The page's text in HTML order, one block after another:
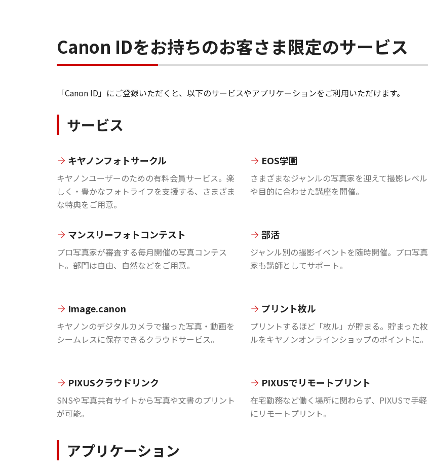
Canon IDをお持ちのお客さま限定のサービス
「Canon ID」にご登録いただくと、以下のサービスやアプリケーションをご利用いただけます。
サービス
キヤノンフォトサークル
キヤノンユーザーのための有料会員サービス。楽
しく・豊かなフォトライフを支援する、さまざま
な特典をご用意。
EOS学園
さまざまなジャンルの写真家を迎えて撮影レベル
や目的に合わせた講座を開催。
マンスリーフォトコンテスト
プロ写真家が審査する毎月開催の写真コンテス
ト。部門は自由、自然などをご用意。
部活
ジャンル別の撮影イベントを随時開催。プロ写真
家も講師としてサポート。
Image.canon
キヤノンのデジタルカメラで撮った写真・動画を
シームレスに保存できるクラウドサービス。
プリント枚ル
プリントするほど「枚ル」が貯まる。貯まった枚
ルをキヤノンオンラインショップのポイントに。
PIXUSクラウドリンク
SNSや写真共有サイトから写真や文書のプリント
が可能。
PIXUSでリモートプリント
在宅勤務など働く場所に関わらず、PIXUSで手軽
にリモートプリント。
アプリケーション